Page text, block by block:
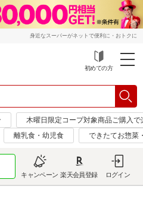
身近なスーパーがネットで便利に・おトクに
初めての方
木曜日限定コープ対象商品ご購入
離乳食・幼児食 できたてお惣菜
キャンペーン 楽天会員登録 ログイン